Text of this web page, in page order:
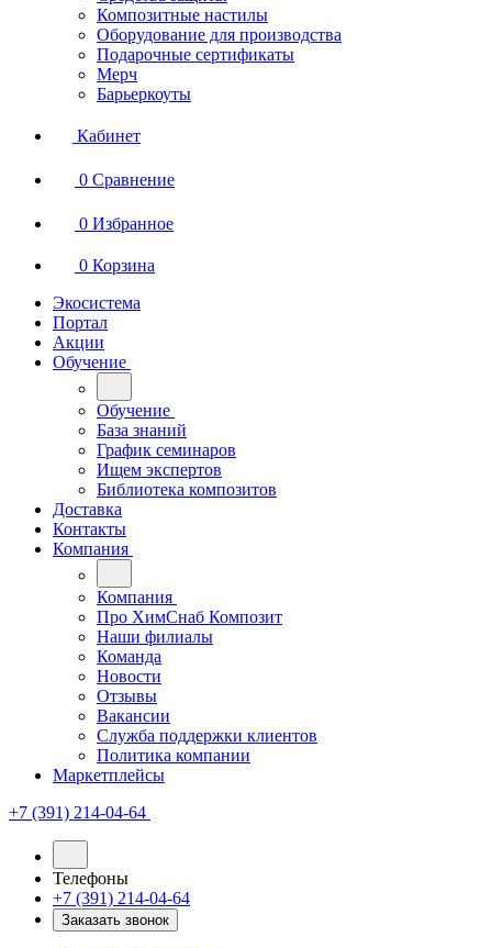
Композитные настилы
Оборудование для производства
Подарочные сертификаты
Мерч
Барьеркоуты
Кабинет
0 Сравнение
0 Избранное
0 Корзина
Экосистема
Портал
Акции
Обучение
Обучение
База знаний
График семинаров
Ищем экспертов
Библиотека композитов
Доставка
Контакты
Компания
Компания
Про ХимСнаб Композит
Наши филиалы
Команда
Новости
Отзывы
Вакансии
Служба поддержки клиентов
Политика компании
Маркетплейсы
+7 (391) 214-04-64
Телефоны
+7 (391) 214-04-64
Заказать звонок